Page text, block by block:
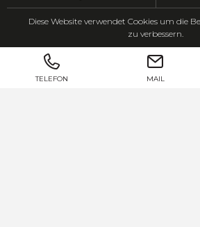
Diese Website verwendet Cookies um die
zu verbessern.
TELEFON MAIL